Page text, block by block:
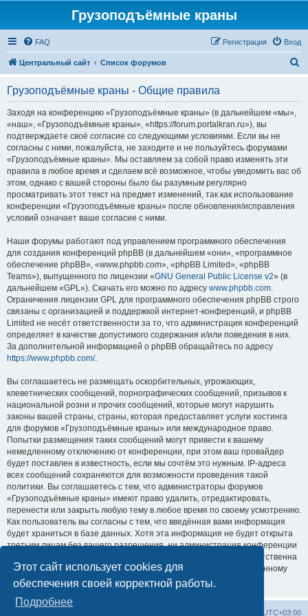
Этот сайт использует cookies для
обеспечения своей корректной работы.
Подробнее
Грузоподъёмные краны
FAQ Вход
Регистрация
Центральный сайт Список форумов
Грузоподъёмные краны - Общие правила
Заходя на конференцию «Грузоподъёмные краны» (в дальнейшем «мы»,
«наш», «Грузоподъёмные краны», «https://forum.portalkran.ru»), вы
подтверждаете своё согласие со следующими условиями. Если вы не
согласны с ними, пожалуйста, не заходите и не пользуйтесь форумами
«Грузоподъёмные краны». Мы оставляем за собой право изменять эти
правила в любое время и сделаем всё возможное, чтобы уведомить вас об
этом, однако с вашей стороны было бы разумным регулярно
просматривать этот текст на предмет изменений, так как использование
конференции «Грузоподъёмные краны» после обновления/исправления
условий означает ваше согласие с ними.
Наши форумы работают под управлением программного обеспечения
для создания конференций phpBB (в дальнейшем «они», «программное
обеспечение phpBB», «www.phpbb.com», «phpBB Limited», «phpBB
Teams»), выпущенного по лицензии «GNU General Public License v2» (в
дальнейшем «GPL»). Скачать его можно по адресу www.phpbb.com.
Ограничения лицензии GPL для программного обеспечения phpBB строго
связаны с организацией и поддержкой интернет-конференций, и phpBB
Limited не несёт ответственности за то, что администрация конференций
определяет в качестве допустимого содержания и/или поведения в них.
За дополнительной информацией о phpBB обращайтесь по адресу
https://www.phpbb.com/.
Вы соглашаетесь не размещать оскорбительных, угрожающих,
клеветнических сообщений, порнографических сообщений, призывов к
национальной розни и прочих сообщений, которые могут нарушить
законы вашей страны, страны, которая предоставляет услуги хостинга
для форумов «Грузоподъёмные краны» или международное право.
Попытки размещения таких сообщений могут привести к вашему
немедленному отключению от конференции, при этом ваш провайдер
будет поставлен в известность, если мы сочтём это нужным. IP-адреса
всех сообщений сохраняются для возможности проведения такой
политики. Вы соглашаетесь с тем, что администраторы форумов
«Грузоподъёмные краны» имеют право удалить, отредактировать,
перенести или закрыть любую тему в любое время по своему усмотрению.
Как пользователь вы согласны с тем, что введённая вами информация
будет храниться в базе данных. Хотя эта информация не будет открыта
третьим лицам без вашего разрешения, ни администрация конференции
«Грузоподъёмные краны», ни phpBB Limited не может быть ответственна
за действия хакеров, которые могут привести к несанкционированному
доступу к ней.
UTC+03:00